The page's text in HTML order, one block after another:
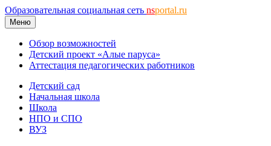
Образовательная социальная сеть nsportal.ru
Меню
Обзор возможностей
Детский проект «Алые паруса»
Аттестация педагогических работников
Детский сад
Начальная школа
Школа
НПО и СПО
ВУЗ